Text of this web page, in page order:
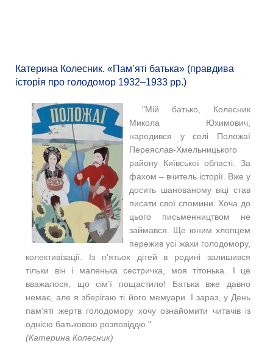
Катерина Колесник. «Пам’яті батька» (правдива
історія про голодомор 1932–1933 рр.)
"Мій батько, Колесник
Микола Юхимович,
народився у селі Положаї
Переяслав-Хмельницького
району Київської області. За
фахом – вчитель історії. Вже у
досить шанованому віці став
писати свої спомини. Хоча до
цього письменництвом не
займався. Ще юним хлопцем
пережив усі жахи голодомору,
колективізації. Із п’ятьох дітей в родині залишився
тільки він і маленька сестричка, моя тітонька. І це
вважалося, що сім’ї пощастило! Батька вже давно
немає, але я зберігаю ті його мемуари. І зараз, у День
пам’яті жертв голодомору хочу ознайомити читачів із
однією батьковою розповіддю."
(Катерина Колесник)